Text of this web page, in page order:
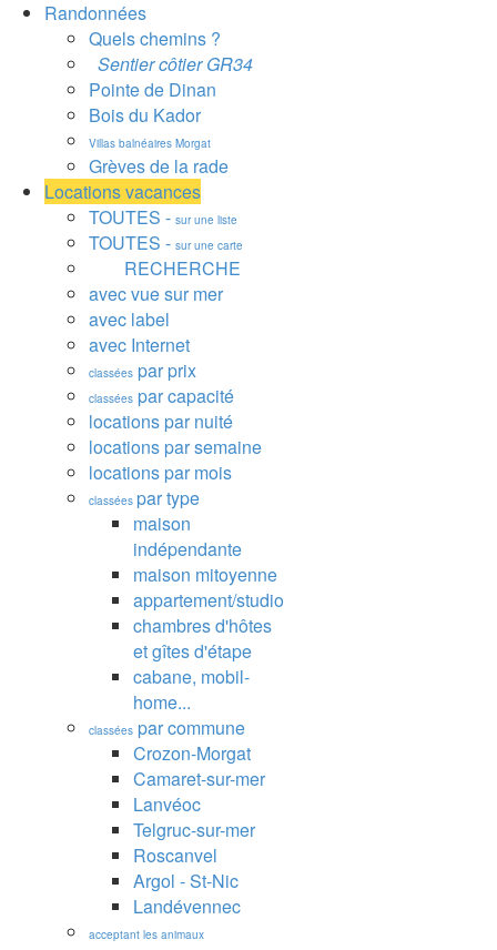
Randonnées
Quels chemins ?
Sentier côtier GR34
Pointe de Dinan
Bois du Kador
Villas balnéaires Morgat
Grèves de la rade
Locations vacances
TOUTES - sur une liste
TOUTES - sur une carte
RECHERCHE
avec vue sur mer
avec label
avec Internet
classées par prix
classées par capacité
locations par nuité
locations par semaine
locations par mois
classées par type
maison
indépendante
maison mitoyenne
appartement/studio
chambres d'hôtes
et gîtes d'étape
cabane, mobil-
home...
classées par commune
Crozon-Morgat
Camaret-sur-mer
Lanvéoc
Telgruc-sur-mer
Roscanvel
Argol - St-Nic
Landévennec
acceptant les animaux